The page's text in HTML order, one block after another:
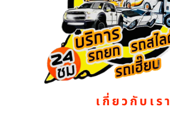
เกี่ยวกับเรา